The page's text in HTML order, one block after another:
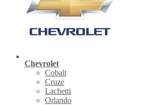
Chevrolet
Cobalt
Cruze
Lachetti
Orlando